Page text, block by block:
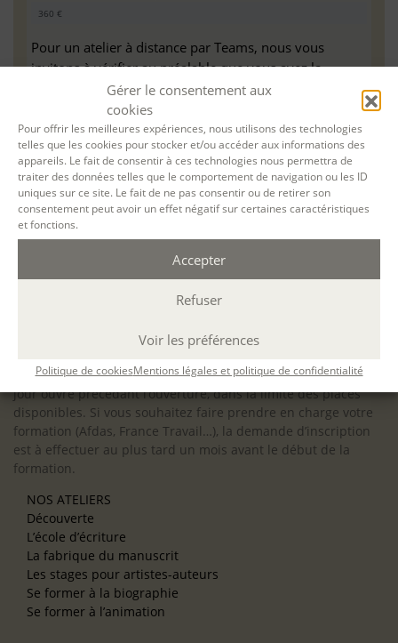
Gérer le consentement aux
cookies
Pour offrir les meilleures expériences, nous utilisons des technologies
telles que les cookies pour stocker et/ou accéder aux informations des
appareils. Le fait de consentir à ces technologies nous permettra de
traiter des données telles que le comportement de navigation ou les ID
uniques sur ce site. Le fait de ne pas consentir ou de retirer son
consentement peut avoir un effet négatif sur certaines caractéristiques
et fonctions.
Accepter
Refuser
Voir les préférences
Politique de cookiesMentions légales et politique de confidentialité
Pour un atelier à distance par Teams, nous vous
invitons à vérifier au préalable que vous avez la
configuration minimale requise pour pouvoir travailler
dans les meilleures conditions : Configuration
matérielle requise pourMicrosoft Teams | Microsoft
Learn
Accessibilité : ALEPH-ÉCRITURE est sensible à l’inclusion des
personnes en situation de handicap. Si vous avez besoin
d’un aménagement spécifique de programme, n’hésitez pas
à nous contacter en amont de votre inscription afin
supports, accessibilité de nos salles).
inscriptions à nos activités sont ouvertes jusqu’au dernier
jour ouvré précédant l’ouverture, dans la limite des places
disponibles. Si vous souhaitez faire prendre en charge votre
formation (Afdas, France Travail…), la demande d’inscription
est à effectuer au plus tard un mois avant le début de la
formation.
NOS ATELIERS
Découverte
L’école d’écriture
La fabrique du manuscrit
Les stages pour artistes-auteurs
Se former à la biographie
Se former à l’animation